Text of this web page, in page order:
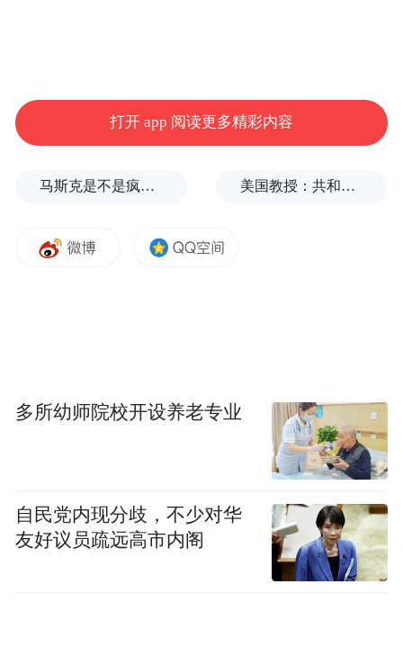
打开 app 阅读更多精彩内容
马斯克是不是疯了？要发射1000000颗 美国教授：共和党中期选举本是逆风局，没想到对手烂成“神助攻”
多所幼师院校开设养老专业
自民党内现分歧，不少对华
友好议员疏远高市内阁